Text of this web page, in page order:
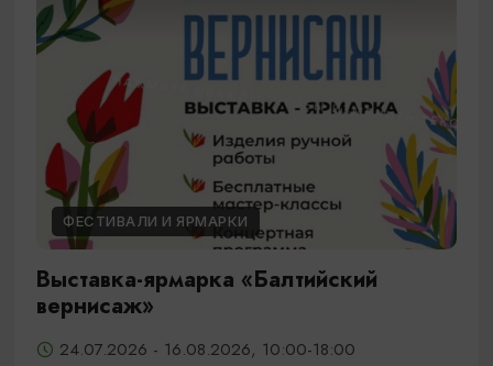
ФЕСТИВАЛИ И ЯРМАРКИ
Выставка-ярмарка «Балтийский
вернисаж»
24.07.2026 - 16.08.2026, 10:00-18:00